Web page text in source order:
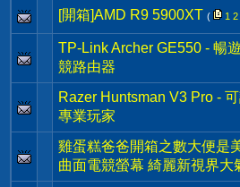
[開箱]AMD R9 5900XT ( 1 2
TP-Link Archer GE550 - 暢
競路由器
Razer Huntsman V3 Pro -
專業玩家
雞蛋糕爸爸開箱之數大便是
曲面電競螢幕 綺麗新視界大